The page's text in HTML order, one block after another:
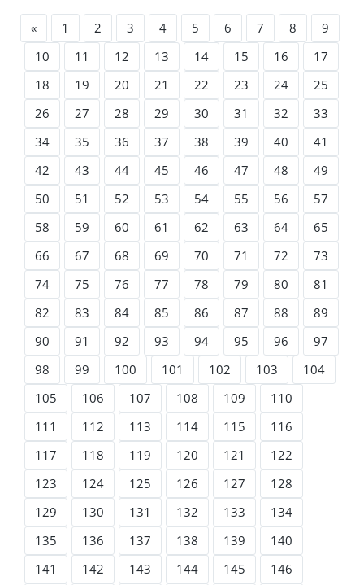
« 1 2 3 4 5 6 7 8
9
10
11 12 13 14 15 16
17
18
19 20 21 22 23 24
25
26
27 28 29 30 31 32
33
34
35 36 37 38 39 40
41
42
43 44 45 46 47 48
49
50
51 52 53 54 55 56
57
58
59 60 61 62 63 64
65
66
67 68 69 70 71 72
73
74
75 76 77 78 79 80
81
82
83 84 85 86 87 88
89
90
91 92 93 94 95 96
97
98
99 100 101 102 103
104
105
106 107 108 109
110
111
112 113 114 115
116
117
118 119 120 121
122
123
124 125 126 127
128
129
130 131 132 133
134
135
136 137 138 139
140
141
142 143 144 145
146